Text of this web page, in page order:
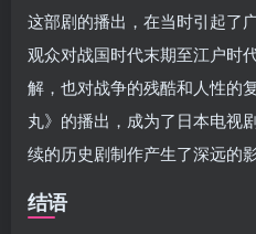
这部剧的播出，在当时引起了
观众对战国时代末期至江户时
解，也对战争的残酷和人性的
丸》的播出，成为了日本电视
续的历史剧制作产生了深远的影
结语